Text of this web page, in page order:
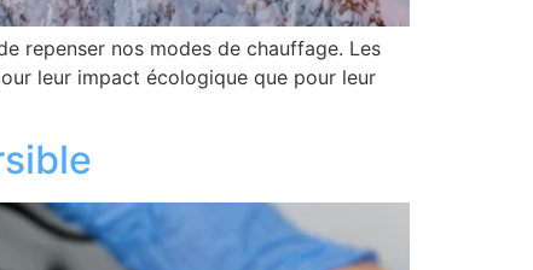
repenser nos modes de chauffage. Les
leur impact écologique que pour leur